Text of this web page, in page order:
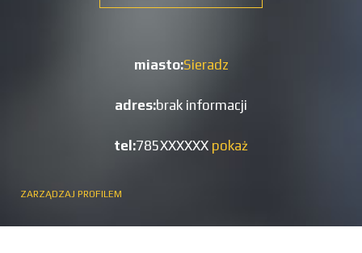
miasto:Sieradz
adres:brak informacji
tel:785XXXXXX pokaż
ZARZĄDZAJ PROFILEM